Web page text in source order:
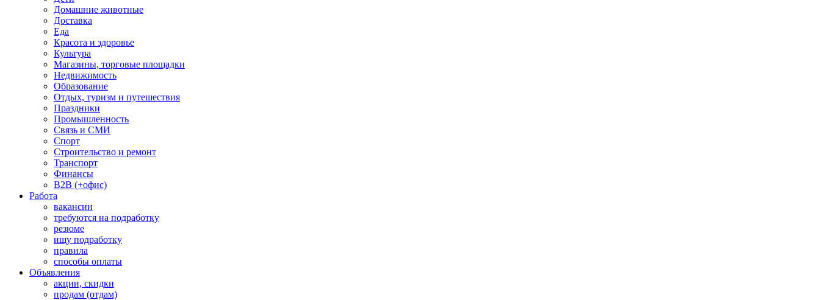
Домашние животные
Доставка
Еда
Красота и здоровье
Культура
Магазины, торговые площадки
Недвижимость
Образование
Отдых, туризм и путешествия
Праздники
Промышленность
Связь и СМИ
Спорт
Строительство и ремонт
Транспорт
Финансы
B2B (+офис)
Работа
вакансии
требуются на подработку
резюме
ищу подработку
правила
способы оплаты
Объявления
акции, скидки
продам (отдам)